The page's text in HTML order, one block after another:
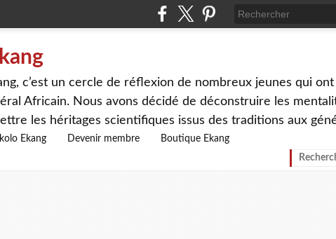
c’est un cercle de réflexion de nombreux jeunes qui
Africain. Nous avons décidé de déconstruire les
les héritages scientifiques issus des traditions aux
Ekang Devenir membre Boutique Ekang